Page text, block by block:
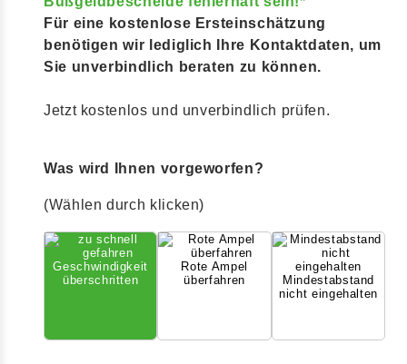
Für eine kostenlose Ersteinschätzung
benötigen wir lediglich Ihre Kontaktdaten, um
Sie unverbindlich beraten zu können.
Jetzt kostenlos und unverbindlich prüfen.
Was wird Ihnen vorgeworfen?
(Wählen durch klicken)
Geschwindigkeit
überschritten
Rote Ampel
überfahren
Mindestabstand
nicht eingehalten